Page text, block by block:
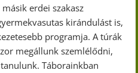
erdei szakasz
kirándulást is,
programja. A túrák
megállunk szemlélődni,
Táborainkban